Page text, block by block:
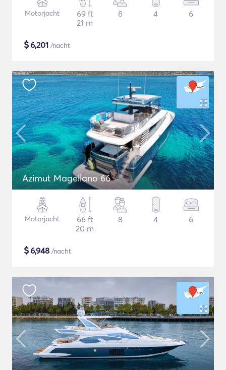
Motorjacht
69 ft
21 m
8 4 6
$6,201 /nacht
Azimut Magellano 66
Motorjacht
66 ft
20 m
8 4 6
$6,948 /nacht